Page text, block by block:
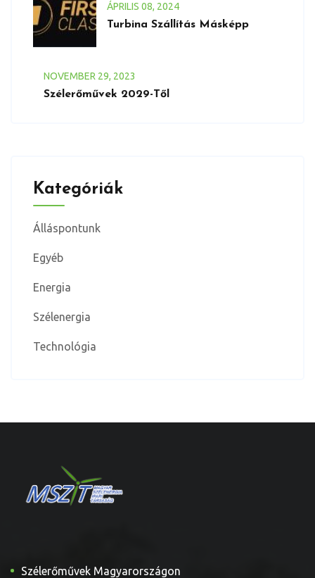
ÁPRILIS 08, 2024
Turbina Szállítás Másképp
NOVEMBER 29, 2023
Szélerőművek 2029-Től
Kategóriák
Álláspontunk
Egyéb
Energia
Szélenergia
Technológia
Szélerőművek Magyarországon